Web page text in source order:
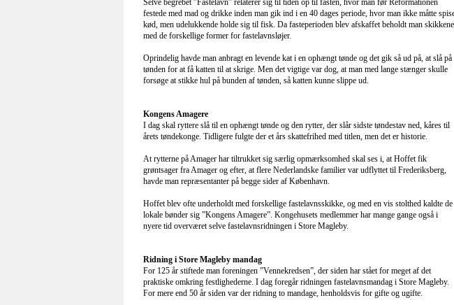
Der er mange traditioner knyttet til fastelavn i Store Magleby. I år foregår de voksnes
tøndeslagning i Hovedgaden mandag 20. februar 2012 kl. 16.00, efter at rytterne fra
morgenstunden har besøgt de enkelte gårde og der fået serveret Amagerpunch.
På Amagermuseet, kan man se udstillingen om seletøj, musikvognen, rytternes påklædning og
høre eksempler på de forskellige skålsange, der afsynges af rytterne hos værterne.
Mange andre steder på Amager fejrer man fastelavn og i Dragør havde man i mange år
fastelavnsoptog med tøndeslagning fra lastvogn. Man udsmykkede vognene med motiver fra
aktuelle begivenheder. Mange husker sikkert stadig, da temaerne i optoget var ”Kaptajn
Fra 1965 foregik løjerne i Dragør pr. hest i stil med nabosognets arrangement.
Tøndeslagningen til hest i Dragør er i år søndag 19. februar 2012 kl. 16.00. Det sker på
medens rytterne i Store Magleby udelukkende er mænd.
www.Lokalhistorier.DK/DKA
18 FEB 2012
Læs også